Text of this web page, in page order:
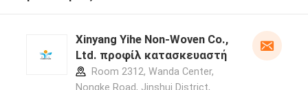
Xinyang Yihe Non-Woven Co.,
Ltd. προφίλ κατασκευαστή
Room 2312, Wanda Center,
Nongke Road, Jinshui District,